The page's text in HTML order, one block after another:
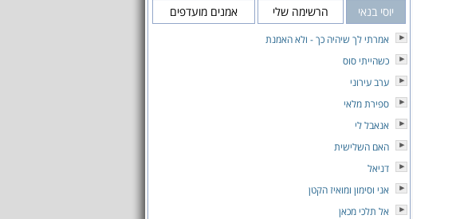
יוסי בנאי הרשימה שלי אמנים מועדפים
אמרתי לך שיהיה כך - ולא האמנת
כשהייתי סוס
ערב עירוני
ספירת מלאי
אנאבל לי
האם השלישית
דניאל
אני וסימון ומואיז הקטן
אל תלכי מכאן